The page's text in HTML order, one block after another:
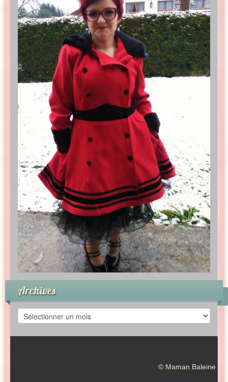
Archives
r
© Maman Baleine